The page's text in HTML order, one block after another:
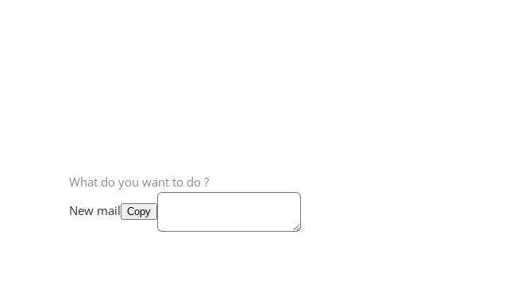
What do you want to do ?
New mail Copy